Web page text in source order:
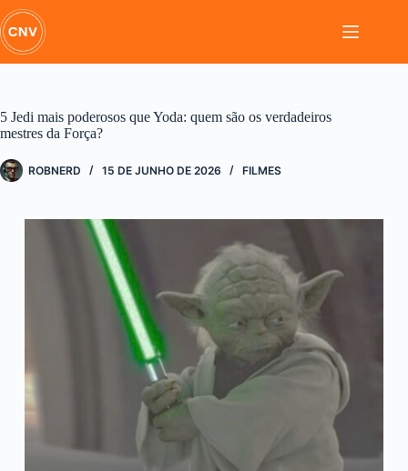
Pular
para
o
conteúdo
5 Jedi mais poderosos que Yoda: quem são os verdadeiros
mestres da Força?
ROBNERD 15 DE JUNHO DE 2026 FILMES